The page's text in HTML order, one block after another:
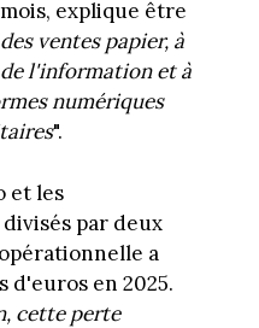
explique être
ventes papier, à
l'information et à
numériques
".
et les
par deux
a
d'euros en 2025.
cette perte